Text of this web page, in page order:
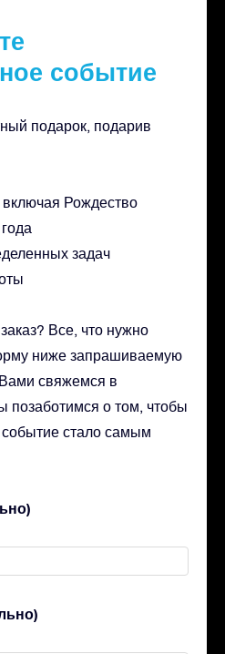
событие
подарок, подарив
Рождество
задач
Все, что нужно
ниже запрашиваемую
свяжемся в
о том, чтобы
стало самым